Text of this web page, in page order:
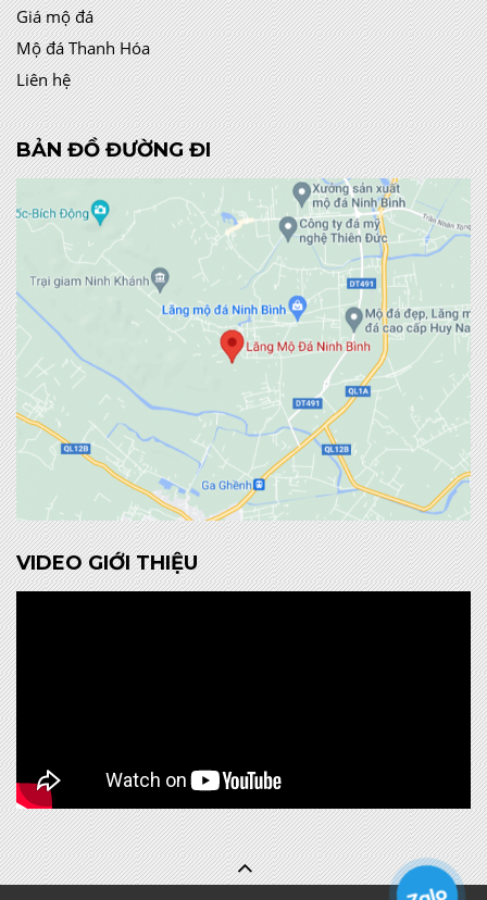
Giá mộ đá
Mộ đá Thanh Hóa
Liên hệ
BẢN ĐỒ ĐƯỜNG ĐI
VIDEO GIỚI THIỆU